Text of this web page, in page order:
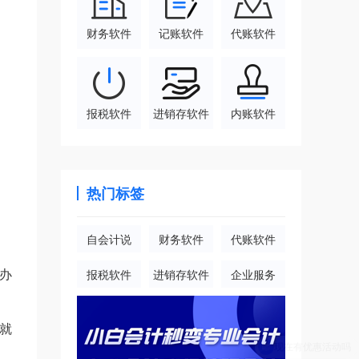
财务软件 记账软件 代账软件
报税软件 进销存软件 内账软件
热门标签
自会计说 财务软件 代账软件
报税软件 进销存软件 企业服务